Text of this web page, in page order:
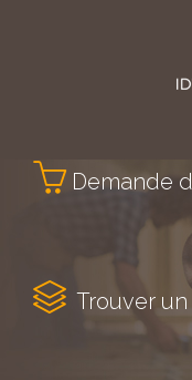
 Demande
 Trouver